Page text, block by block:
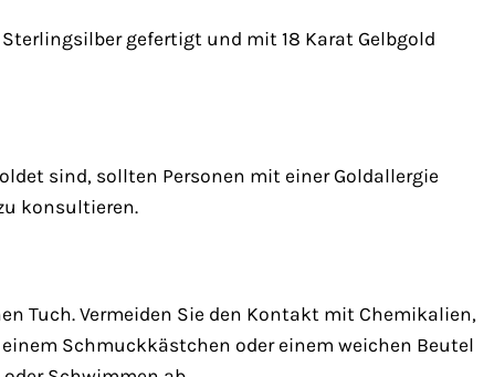
Sterlingsilber gefertigt und mit 18 Karat Gelbgold
sind, sollten Personen mit einer Goldallergie
konsultieren.
Tuch. Vermeiden Sie den Kontakt mit Chemikalien,
Schmuckkästchen oder einem weichen Beutel